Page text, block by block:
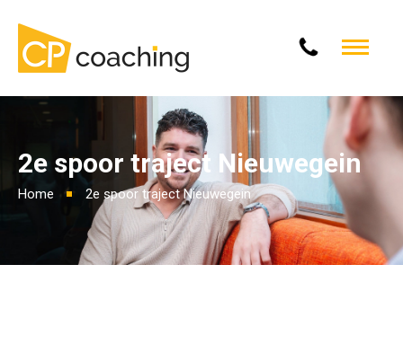
2e spoor traject Nieuwegein
Home 2e spoor traject Nieuwegein